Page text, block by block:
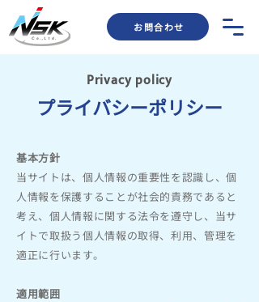
お問合わせ
Privacy policy
プライバシーポリシー
基本方針
当サイトは、個人情報の重要性を認識し、個
人情報を保護することが社会的責務であると
考え、個人情報に関する法令を遵守し、当サ
イトで取扱う個人情報の取得、利用、管理を
適正に行います。
適用範囲